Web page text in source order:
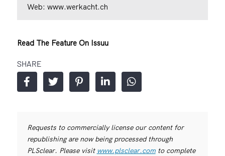
Web: www.werkacht.ch
Read The Feature On Issuu
SHARE
Requests to commercially license our content for
republishing are now being processed through
PLSclear. Please visit www.plsclear.comto complete